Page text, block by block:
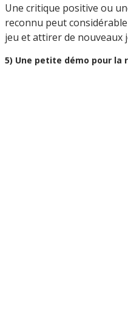
Une critique positive ou
reconnu peut
jeu et attirer de nouveaux
5) Une petite démo pour la